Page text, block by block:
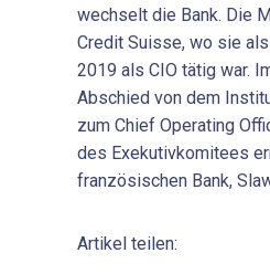
wechselt die Bank. Die
Credit Suisse, wo sie
2019 als CIO tätig war.
Abschied von dem
zum Chief Operating
des Exekutivkomitees
französischen Bank,
Artikel teilen: